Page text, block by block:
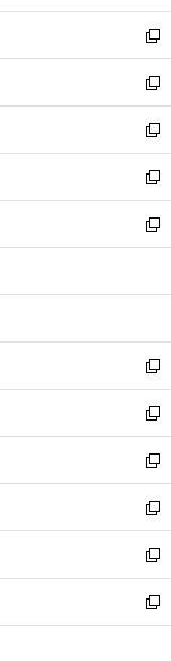
開
く
ウ
で
開
く
ン
ド
ウ
で
開
く
ウ
ィ
ン
ド
ウ
で
開
く
新
し
い
ウ
ィ
ン
ド
ウ
で
開
新
し
い
ウ
ィ
ン
ド
ウ
開
新
し
い
ウ
ィ
ン
ウ
開
く
新
し
い
ウ
ン
ウ
で
開
く
新
し
ウ
ン
ド
ウ
で
開
く
新
し
い
ウ
ィ
ン
ド
ウ
で
開
く
新
し
い
ウ
ィ
ン
ド
ウ
で
開
新
し
い
ウ
ィ
ン
ド
ウ
新
し
い
ウ
ィ
ン
新
し
い
ウ
新
し